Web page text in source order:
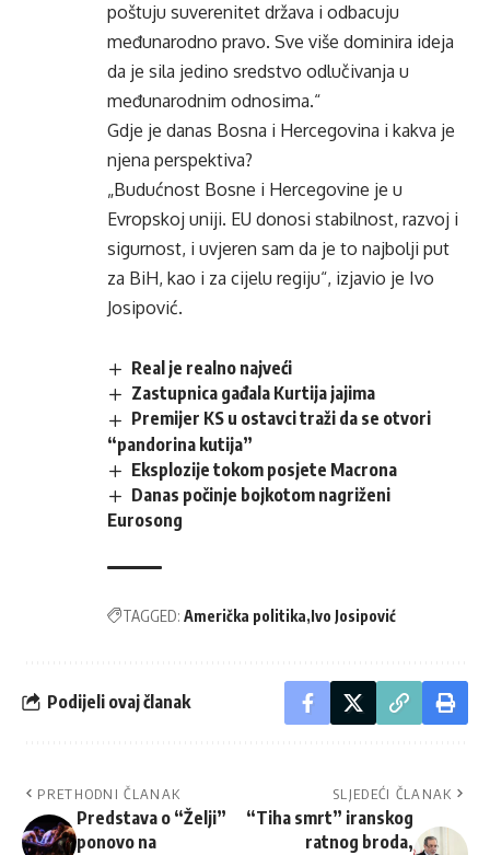
poštuju suverenitet država i odbacuju
međunarodno pravo. Sve više dominira ideja
da je sila jedino sredstvo odlučivanja u
međunarodnim odnosima.“
Gdje je danas Bosna i Hercegovina i kakva je
njena perspektiva?
„Budućnost Bosne i Hercegovine je u
Evropskoj uniji. EU donosi stabilnost, razvoj i
sigurnost, i uvjeren sam da je to najbolji put
za BiH, kao i za cijelu regiju“, izjavio je Ivo
Josipović.
Real je realno najveći
Zastupnica gađala Kurtija jajima
Premijer KS u ostavci traži da se otvori
“pandorina kutija”
Eksplozije tokom posjete Macrona
Danas počinje bojkotom nagriženi
Eurosong
TAGGED: Američka politika Ivo Josipović
Podijeli ovaj članak
PRETHODNI ČLANAK
Predstava o “Želji”
ponovo na
SLJEDEĆI ČLANAK
“Tiha smrt” iranskog
ratnog broda,